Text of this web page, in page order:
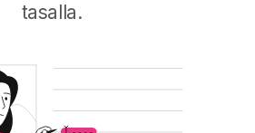
tasalla.